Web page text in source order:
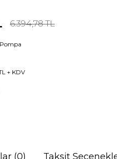
6.394,78 TL
+ KDV
(0) Taksit